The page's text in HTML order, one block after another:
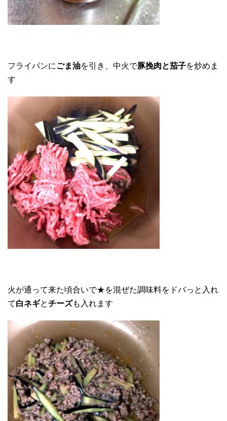
フライパンにごま油を引き、中火で豚挽肉と茄子を炒めま
す
火が通って来た頃合いで★を混ぜた調味料をドバっと入れ
て白ネギとチーズも入れます